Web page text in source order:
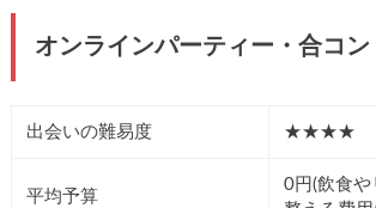
オンラインパーティー・合コン
出会いの難易度 ★★★★
平均予算
0円(飲食や